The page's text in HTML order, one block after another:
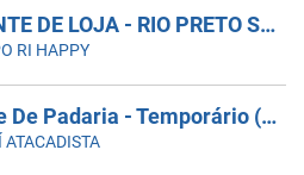
ASSISTENTE DE LOJA - RIO PRETO SHOPPING - EFETIVO
RI HAPPY
Atendente De Padaria - Temporário (Alto Da XV)
ATACADISTA